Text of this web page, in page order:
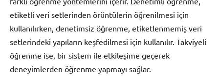
etiketli veri setlerinden örüntülerin öğrenilmesi için
kullanılırken, denetimsiz öğrenme, etiketlenmemiş veri
setlerindeki yapıların keşfedilmesi için kullanılır. Takviyeli
öğrenme ise, bir sistem ile etkileşime geçerek
deneyimlerden öğrenme yapmayı sağlar.